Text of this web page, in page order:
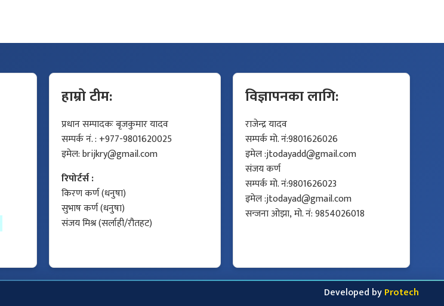
हाम्रो टीम:
प्रधान सम्पादकः बृजकुमार यादव
सम्पर्क नं. : +977-9801620025
इमेल:brijkry@gmail.com
रिपोर्टर्स :
किरण कर्ण (धनुषा)
सुभाष कर्ण (धनुषा)
संजय मिश्र (सर्लाही/रौतहट)
विज्ञापनका लागि:
राजेन्द्र यादव
सम्पर्क मो. नं:9801626026
इमेल :jtodayadd@gmail.com
संजय कर्ण
सम्पर्क मो. नं:9801626023
इमेल :jtodayad@gmail.com
सन्जना ओझा, मो. नं: 9854026018
Developed byProtech